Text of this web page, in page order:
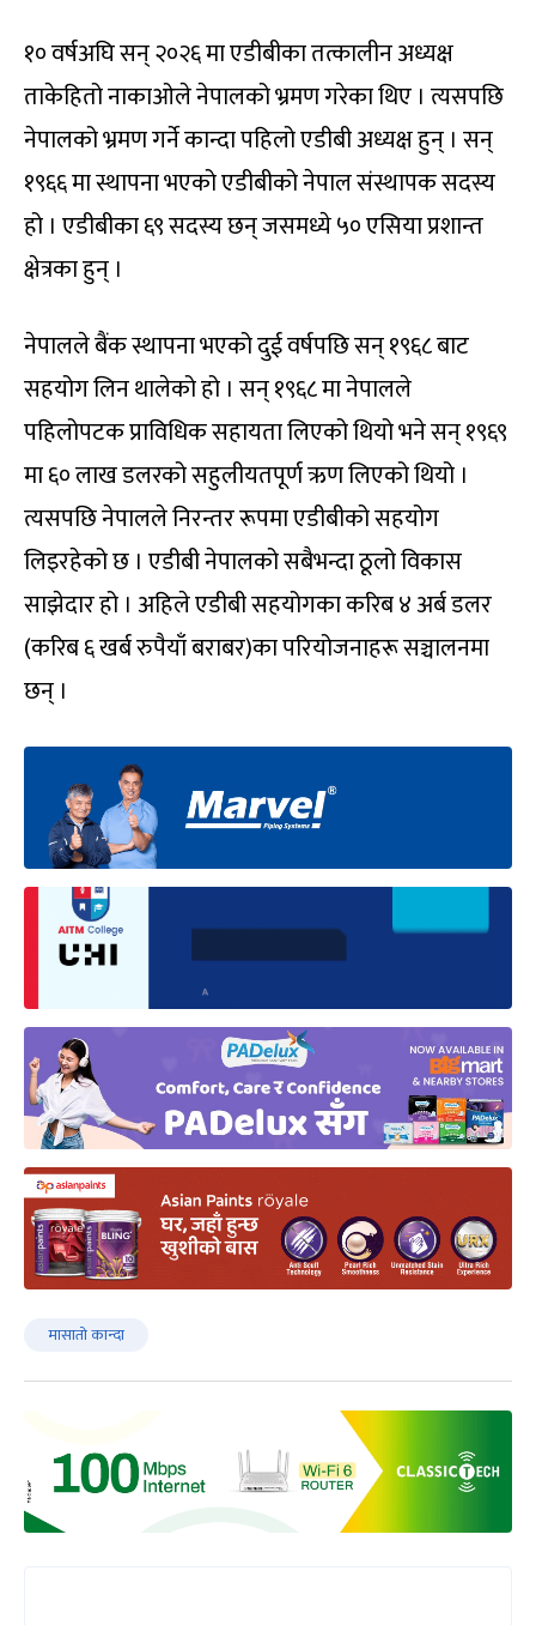
१० वर्षअघि सन् २०२६ मा एडीबीका तत्कालीन अध्यक्ष
ताकेहितो नाकाओले नेपालको भ्रमण गरेका थिए । त्यसपछि
नेपालको भ्रमण गर्ने कान्दा पहिलो एडीबी अध्यक्ष हुन् । सन्
१९६६ मा स्थापना भएको एडीबीको नेपाल संस्थापक सदस्य
हो । एडीबीका ६९ सदस्य छन् जसमध्ये ५० एसिया प्रशान्त
क्षेत्रका हुन् ।
नेपालले बैंक स्थापना भएको दुई वर्षपछि सन् १९६८ बाट
सहयोग लिन थालेको हो । सन् १९६८ मा नेपालले
पहिलोपटक प्राविधिक सहायता लिएको थियो भने सन् १९६९
मा ६० लाख डलरको सहुलीयतपूर्ण ऋण लिएको थियो ।
त्यसपछि नेपालले निरन्तर रूपमा एडीबीको सहयोग
लिइरहेको छ । एडीबी नेपालको सबैभन्दा ठूलो विकास
साझेदार हो । अहिले एडीबी सहयोगका करिब ४ अर्ब डलर
(करिब ६ खर्ब रुपैयाँ बराबर)का परियोजनाहरू सञ्चालनमा
छन् ।
मासातो कान्दा